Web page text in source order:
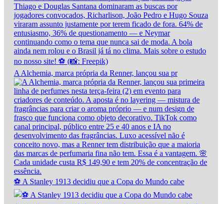
A Alchemia, marca própria da Renner, lançou sua pr
⚽ A Stanley 1913 decidiu que a Copa do Mundo cabe